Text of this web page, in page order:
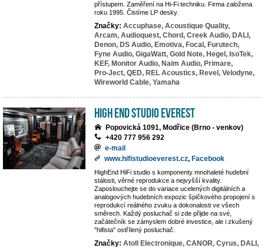
přístupem. Zaměření na Hi-Fi techniku. Firma založena
roku 1995. Čistíme LP desky.
Značky: Accuphase, Acoustique Quality,
Arcam, Audioquest, Chord, Creek Audio, DALI,
Denon, DS Audio, Emotiva, Focal, Furutech,
Fyne Audio, GigaWatt, Gold Note, Hegel, IsoTek,
KEF, Monitor Audio, Naim Audio, Primare,
Pro-Ject, QED, REL Acoustics, Revel, Velodyne,
Wireworld Cable, Yamaha
High End Studio EVEREST
Popovická 1091, Modřice (Brno - venkov)
+420 777 956 292
e-mail
www.hifistudioeverest.cz, Facebook
HighEnd HiFi studio s komponenty mnohaleté hudební
stálosti, věrné reprodukce a nejvyšší kvality.
Zaposlouchejte se do variace ucelených digitálních a
analogových hudebních expozic špičkového propojení s
reprodukcí reálného zvuku a dokonalosti ve všech
směrech. Každý posluchač si zde přijde na své,
začátečník se zámyslem dobré investice, ale i zkušený
"hifista" ostřílený posluchač.
Značky: Atoll Electronique, CANOR, Cyrus, DALI,